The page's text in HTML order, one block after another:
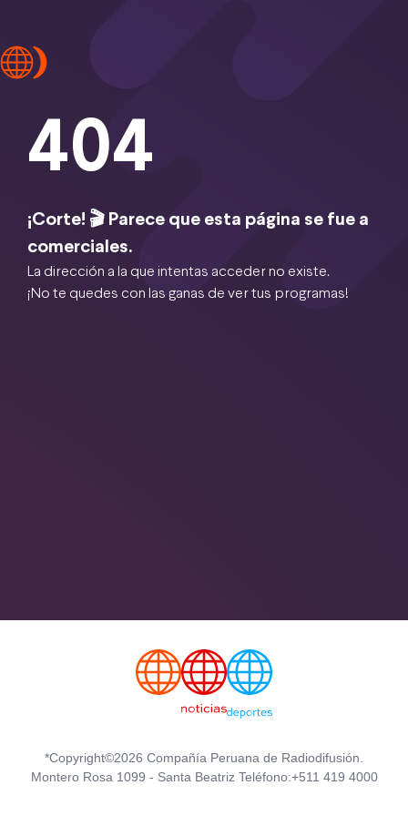
404
¡Corte! 🎬 Parece que esta página se fue a
comerciales.
La dirección a la que intentas acceder no existe.
¡No te quedes con las ganas de ver tus programas!
*Copyright©2026 Compañía Peruana de Radiodifusión.
Montero Rosa 1099 - Santa Beatriz Teléfono:+511 419 4000